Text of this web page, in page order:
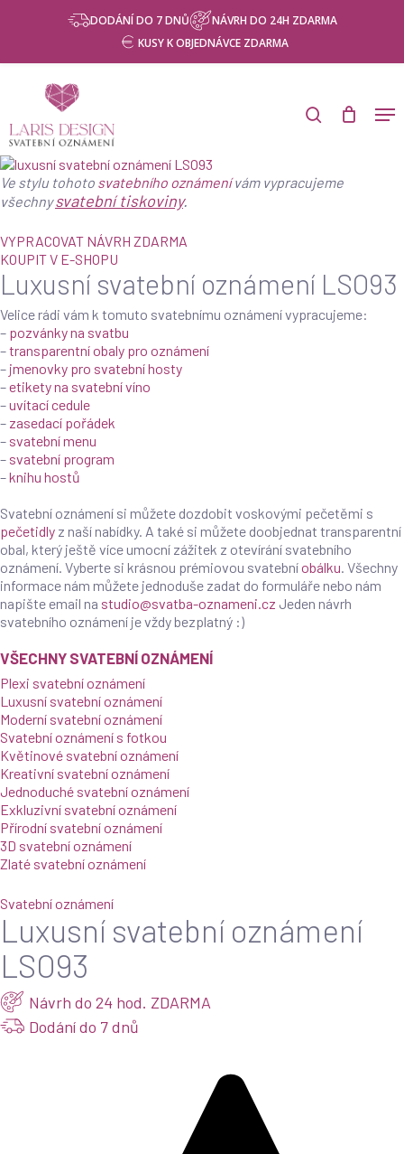
contentProducts
search
DODÁNÍ DO 7 DNŮ
NÁVRH DO 24H ZDARMA
KUSY K OBJEDNÁVCE ZDARMA
search
Ve stylu tohoto svatebního oznámenívám vypracujeme
všechnysvatební tiskoviny.
VYPRACOVAT NÁVRH ZDARMA
KOUPIT V E-SHOPU
Luxusní svatební oznámení LSO93
Velice rádi vám k tomuto svatebnímu oznámení vypracujeme:
– pozvánky na svatbu
–transparentní obaly pro oznámení
– jmenovky pro svatební hosty
–etikety na svatební víno
–uvítací cedule
– zasedací pořádek
– svatební menu
– svatební program
–knihu hostů
Svatební oznámení si můžete dozdobit voskovými pečetěmi s
pečetidly z naší nabídky. A také si můžete doobjednat transparentní
obal, který ještě více umocní zážitek z otevírání svatebního
oznámení. Vyberte si krásnou prémiovou svatebníobálku. Všechny
informace nám můžete jednoduše zadat do formuláře nebo nám
napište email na studio@svatba-oznameni.cz Jeden návrh
svatebního oznámení je vždy bezplatný :)
VŠECHNY SVATEBNÍ OZNÁMENÍ
Plexi svatební oznámení
Luxusní svatební oznámení
Moderní svatební oznámení
Svatební oznámení s fotkou
Květinové svatební oznámení
Kreativní svatební oznámení
Jednoduché svatební oznámení
Exkluzivní svatební oznámení
Přírodní svatební oznámení
3D svatební oznámení
Zlaté svatební oznámení
Svatební oznámení
Luxusní svatební oznámení
LSO93
Návrh do 24 hod. ZDARMA
Dodání do 7 dnů
NÁVRH ZDARMA